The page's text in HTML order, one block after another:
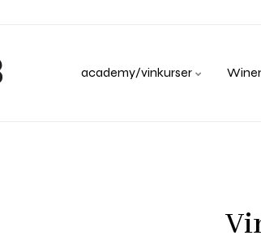
academy/vinkurser